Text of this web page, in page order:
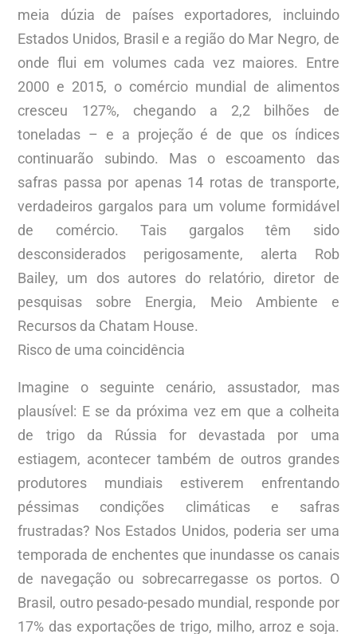
meia dúzia de países exportadores, incluindo
Estados Unidos, Brasil e a região do Mar Negro, de
onde flui em volumes cada vez maiores. Entre
2000 e 2015, o comércio mundial de alimentos
cresceu 127%, chegando a 2,2 bilhões de
toneladas – e a projeção é de que os índices
continuarão subindo. Mas o escoamento das
safras passa por apenas 14 rotas de transporte,
verdadeiros gargalos para um volume formidável
de comércio. Tais gargalos têm sido
desconsiderados perigosamente, alerta Rob
Bailey, um dos autores do relatório, diretor de
pesquisas sobre Energia, Meio Ambiente e
Recursos da Chatam House.
Risco de uma coincidência
Imagine o seguinte cenário, assustador, mas
plausível: E se da próxima vez em que a colheita
de trigo da Rússia for devastada por uma
estiagem, acontecer também de outros grandes
produtores mundiais estiverem enfrentando
péssimas condições climáticas e safras
frustradas? Nos Estados Unidos, poderia ser uma
temporada de enchentes que inundasse os canais
de navegação ou sobrecarregasse os portos. O
Brasil, outro pesado-pesado mundial, responde por
17% das exportações de trigo, milho, arroz e soja.